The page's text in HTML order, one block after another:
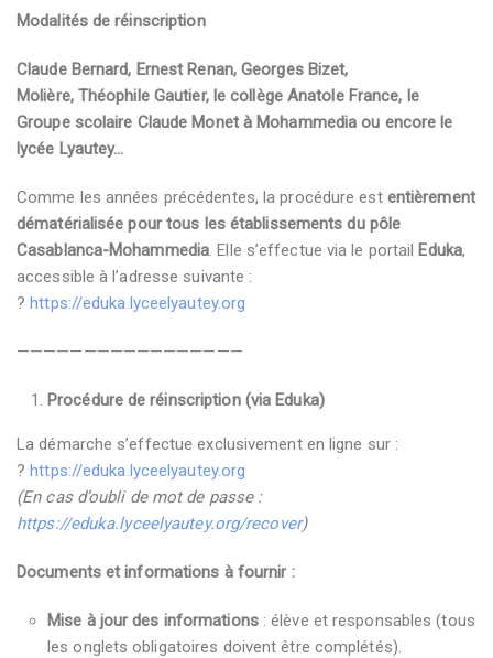
Modalités de réinscription
Claude Bernard, Ernest Renan, Georges Bizet,
Molière, Théophile Gautier, le collège Anatole France, le
Groupe scolaire Claude Monet à Mohammedia ou encore le
lycée Lyautey…
Comme les années précédentes, la procédure est entièrement
dématérialisée pour tous les établissements du pôle
Casablanca-Mohammedia. Elle s’effectue via le portail Eduka,
accessible à l’adresse suivante :
?https://eduka.lyceelyautey.org
—————————————————
Procédure de réinscription (via Eduka)
La démarche s’effectue exclusivement en ligne sur :
?https://eduka.lyceelyautey.org
(En cas d’oubli de mot de passe :
https://eduka.lyceelyautey.org/recover)
Documents et informations à fournir :
Mise à jour des informations: élève et responsables (tous
les onglets obligatoires doivent être complétés).